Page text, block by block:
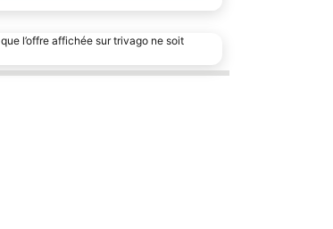
l’offre affichée sur trivago ne soit